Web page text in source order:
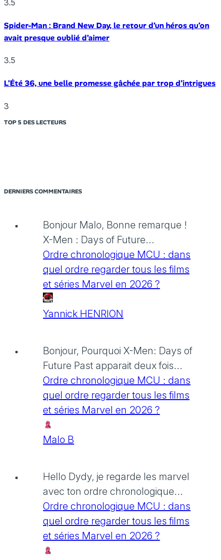
3.5
Spider-Man : Brand New Day, le retour d’un héros qu’on
avait presque oublié d’aimer
3.5
L’Été 36, une belle promesse gâchée par trop d’intrigues
3
TOP 5 DES LECTEURS
DERNIERS COMMENTAIRES
Bonjour Malo, Bonne remarque !
X-Men : Days of Future...
Ordre chronologique MCU : dans
quel ordre regarder tous les films
et séries Marvel en 2026 ?
Yannick HENRION
Bonjour, Pourquoi X-Men: Days of
Future Past apparait deux fois...
Ordre chronologique MCU : dans
quel ordre regarder tous les films
et séries Marvel en 2026 ?
Malo B
Hello Dydy, je regarde les marvel
avec ton ordre chronologique...
Ordre chronologique MCU : dans
quel ordre regarder tous les films
et séries Marvel en 2026 ?